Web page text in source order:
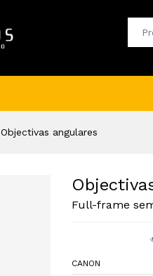
Objectivas angulares
Full-frame
CANON